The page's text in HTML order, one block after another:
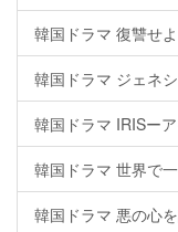
韓国ドラマ 復讐せ
韓国ドラマ ジェネ
韓国ドラマ IRISー
韓国ドラマ 世界で
韓国ドラマ 悪の心